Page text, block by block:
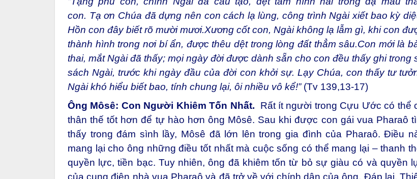
con. Tạ ơn Chúa đã dựng nên con cách lạ lùng, công trình Ngài xiết bao kỳ
Hồn con đây biết rõ mười mươi.Xương cốt con, Ngài không lạ lẫm gì, khi con
thành hình trong nơi bí ẩn, được thêu dệt trong lòng đất thẳm sâu.Con mới là
thai, mắt Ngài đã thấy; mọi ngày đời được dành sẵn cho con đều thấy ghi trong
sách Ngài, trước khi ngày đầu của đời con khởi sự. Lạy Chúa, con thấy tư
Ngài khó hiểu biết bao, tính chung lại, ôi nhiều vô kể!”(Tv 139,13-17)
Ông Môsê: Con Người Khiêm Tốn Nhất.
Rất ít người trong Cựu Ước có thể
thân thế tốt hơn để tự hào hơn ông Môsê. Sau khi được con gái vua Pharaô
thấy trong đám sình lầy, Môsê đã lớn lên trong gia đình của Pharaô. Điều
mang lại cho ông những điều tốt nhất mà cuộc sống có thể mang lại – thanh
quyền lực, tiền bạc. Tuy nhiên, ông đã khiêm tốn từ bỏ sự giàu có và quyền
của cung điện nhà vua Pharaô và đã trở về với chính dân của ông. Đáp lại,